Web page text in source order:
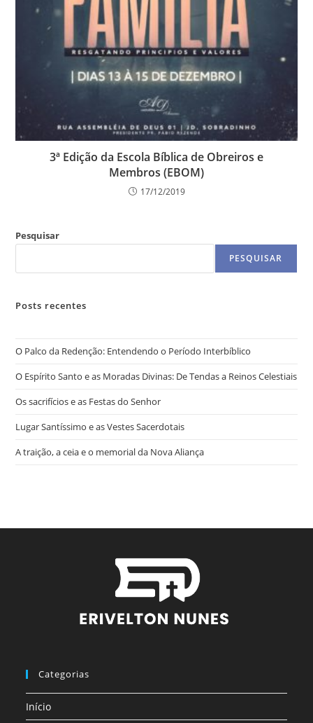
3ª Edição da Escola Bíblica de Obreiros e
Membros (EBOM)
17/12/2019
Pesquisar
PESQUISAR
Posts recentes
O Palco da Redenção: Entendendo o Período Interbíblico
O Espírito Santo e as Moradas Divinas: De Tendas a Reinos Celestiais
Os sacrifícios e as Festas do Senhor
Lugar Santíssimo e as Vestes Sacerdotais
A traição, a ceia e o memorial da Nova Aliança
Categorias
Início